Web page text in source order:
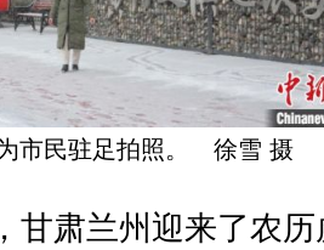
市民驻足拍照。 徐雪 摄
肃兰州迎来了农历